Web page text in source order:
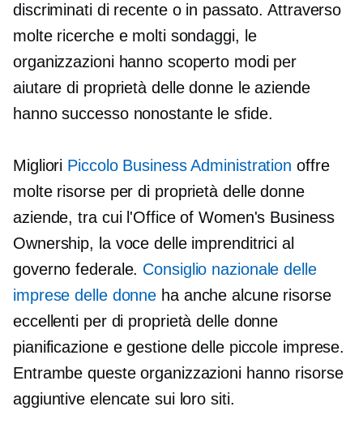
discriminati di recente o in passato. Attraverso
molte ricerche e molti sondaggi, le
organizzazioni hanno scoperto modi per
aiutaredi proprietà delle donnele aziende
hanno successo nonostante le sfide.
Migliori Piccolo Business Administration offre
molte risorse perdi proprietà delle donne
aziende, tra cui l'Office of Women's Business
Ownership, la voce delle imprenditrici al
governo federale. Consiglio nazionale delle
imprese delle donne ha anche alcune risorse
eccellenti per di proprietà delle donne
pianificazione e gestione delle piccole imprese.
Entrambe queste organizzazioni hanno risorse
aggiuntive elencate sui loro siti.